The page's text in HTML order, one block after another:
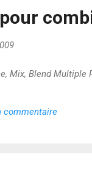
Mix, Blend
commentaire